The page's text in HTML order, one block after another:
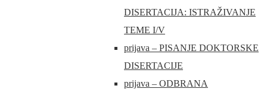
DISERTACIJA: ISTRAŽIVANJE
TEME I/V
prijava – PISANJE DOKTORSKE
DISERTACIJE
prijava – ODBRANA